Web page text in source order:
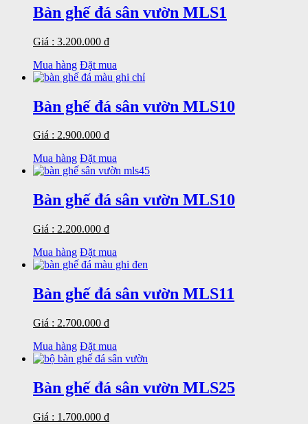
Bàn ghế đá sân vườn MLS1
Giá : 3.200.000 đ
Mua hàng Đặt mua
Bàn ghế đá sân vườn MLS10
Giá : 2.900.000 đ
Mua hàng Đặt mua
Bàn ghế đá sân vườn MLS10
Giá : 2.200.000 đ
Mua hàng Đặt mua
Bàn ghế đá sân vườn MLS11
Giá : 2.700.000 đ
Mua hàng Đặt mua
Bàn ghế đá sân vườn MLS25
Giá : 1.700.000 đ